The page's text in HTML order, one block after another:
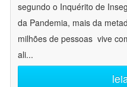
segundo o Inquérito de
da Pandemia, mais da
milhões de pessoas  vive
ali...